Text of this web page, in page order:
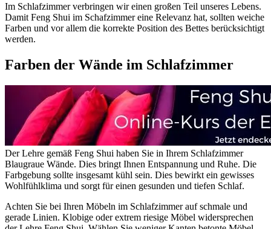
Im Schlafzimmer verbringen wir einen großen Teil unseres Lebens.
Damit Feng Shui im Schafzimmer eine Relevanz hat, sollten weiche
Farben und vor allem die korrekte Position des Bettes berücksichtigt
werden.
Farben der Wände im Schlafzimmer
Der Lehre gemäß Feng Shui haben Sie in Ihrem Schlafzimmer
Blaugraue Wände. Dies bringt Ihnen Entspannung und Ruhe. Die
Farbgebung sollte insgesamt kühl sein. Dies bewirkt ein gewisses
Wohlfühlklima und sorgt für einen gesunden und tiefen Schlaf.
Achten Sie bei Ihren Möbeln im Schlafzimmer auf schmale und
gerade Linien. Klobige oder extrem riesige Möbel widersprechen